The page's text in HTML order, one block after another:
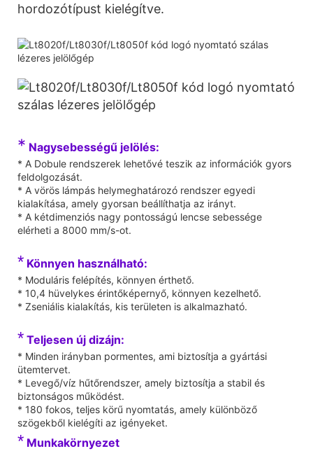
hordozótípust kielégítve.
* Nagysebességű jelölés:
* A Dobule rendszerek lehetővé teszik az információk gyors
feldolgozását.
* A vörös lámpás helymeghatározó rendszer egyedi
kialakítása, amely gyorsan beállíthatja az irányt.
* A kétdimenziós nagy pontosságú lencse sebessége
elérheti a 8000 mm/s-ot.
* Könnyen használható:
* Moduláris felépítés, könnyen érthető.
* 10,4 hüvelykes érintőképernyő, könnyen kezelhető.
* Zseniális kialakítás, kis területen is alkalmazható.
* Teljesen új dizájn:
* Minden irányban pormentes, ami biztosítja a gyártási
ütemtervet.
* Levegő/víz hűtőrendszer, amely biztosítja a stabil és
biztonságos működést.
* 180 fokos, teljes körű nyomtatás, amely különböző
szögekből kielégíti az igényeket.
* Munkakörnyezet